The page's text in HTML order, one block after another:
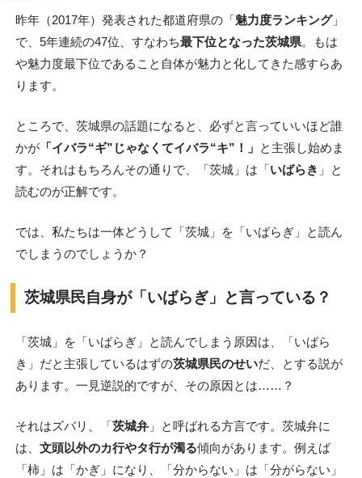
昨年（2017年）発表された都道府県の「 魅力度ランキング」
で、5年連続の47位、すなわち最下位となった茨城県。もは
や魅力度最下位であること自体が魅力と化してきた感すらあ
ります。
ところで、茨城県の話題になると、必ずと言っていいほど誰
かが「イバラ“ギ”じゃなくてイバラ“キ”！」 と主張し始めま
す。それはもちろんその通りで、「茨城」は「いばらき 」と
読むのが正解です。
では、私たちは一体どうして「茨城」を「いばらぎ」と読ん
でしまうのでしょうか？
茨城県民自身が「いばらぎ」と言っている？
「茨城」を「いばらぎ」と読んでしまう原因は、「いばら
き」だと主張しているはずの茨城県民のせいだ、とする説が
あります。一見逆説的ですが、その原因とは……？
それはズバリ、「茨城弁」と呼ばれる方言です。茨城弁に
は、 文頭以外のカ行やタ行が濁る傾向があります。例えば
「柿」は「かぎ」になり、「分からない」は「分がらない」